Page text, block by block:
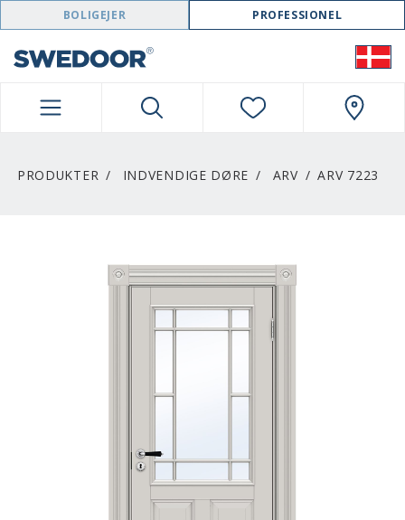
SWEDOOR NAVIGATION
BOLIGEJER PROFESSIONEL
PRODUKTER INDVENDIGE DØRE ARV ARV 7223